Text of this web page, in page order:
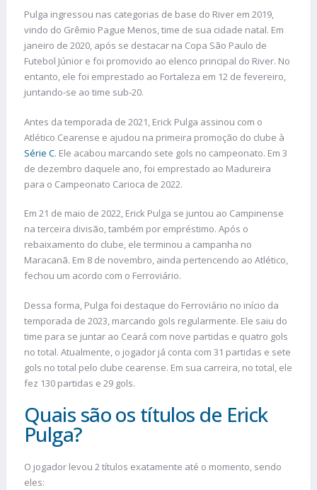
Pulga ingressou nas categorias de base do River em 2019,
vindo do Grêmio Pague Menos, time de sua cidade natal. Em
janeiro de 2020, após se destacar na Copa São Paulo de
Futebol Júnior e foi promovido ao elenco principal do River. No
entanto, ele foi emprestado ao Fortaleza em 12 de fevereiro,
juntando-se ao time sub-20.
Antes da temporada de 2021, Erick Pulga assinou com o
Atlético Cearense e ajudou na primeira promoção do clube à
Série C. Ele acabou marcando sete gols no campeonato. Em 3
de dezembro daquele ano, foi emprestado ao Madureira
para o Campeonato Carioca de 2022.
Em 21 de maio de 2022, Erick Pulga se juntou ao Campinense
na terceira divisão, também por empréstimo. Após o
rebaixamento do clube, ele terminou a campanha no
Maracanã. Em 8 de novembro, ainda pertencendo ao Atlético,
fechou um acordo com o Ferroviário.
Dessa forma, Pulga foi destaque do Ferroviário no início da
temporada de 2023, marcando gols regularmente. Ele saiu do
time para se juntar ao Ceará com nove partidas e quatro gols
no total. Atualmente, o jogador já conta com 31 partidas e sete
gols no total pelo clube cearense. Em sua carreira, no total, ele
fez 130 partidas e 29 gols.
Quais são os títulos de Erick
Pulga?
O jogador levou 2 títulos exatamente até o momento, sendo
eles: